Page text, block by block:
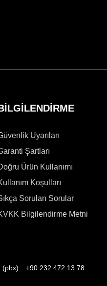
Uyarıları
Şartları
Ürün Kullanımı
Koşulları
Sorulan Sorular
Bilgilendirme Metni
(pbx) +90 232 472 13 78